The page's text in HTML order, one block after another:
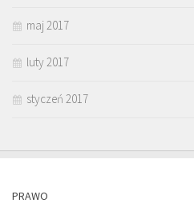
maj 2017
luty 2017
styczeń 2017
PRAWO